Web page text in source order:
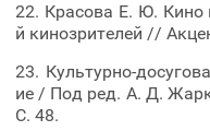
22. Красова Е. Ю. Кино
й кинозрителей //
23. Культурно-
ие / Под ред. А. Д.
С. 48.